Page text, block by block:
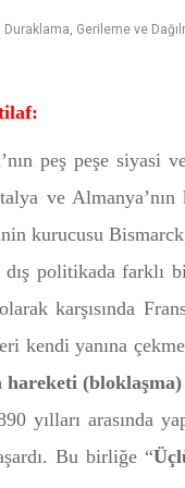
Duraklama, Gerileme ve
peş peşe siyasi
ve
kurucusu Bismarck,
dış politikada
karşısında
kendi yanına
(bloklaşma)
yılları arasında
Bu birliğe “